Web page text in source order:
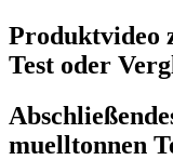
Produktvideo
Test oder
muelltonnen